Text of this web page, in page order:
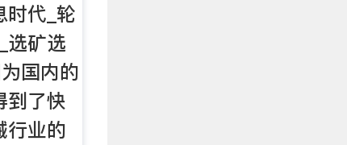
时代_轮
选矿选
国内的
到了快
行业的